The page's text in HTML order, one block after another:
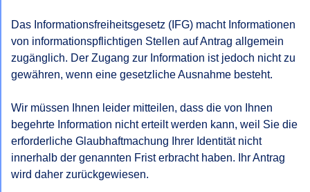
Das Informationsfreiheitsgesetz (IFG) macht Informationen
von informationspflichtigen Stellen auf Antrag allgemein
zugänglich. Der Zugang zur Information ist jedoch nicht zu
gewähren, wenn eine gesetzliche Ausnahme besteht.
Wir müssen Ihnen leider mitteilen, dass die von Ihnen
begehrte Information nicht erteilt werden kann, weil Sie die
erforderliche Glaubhaftmachung Ihrer Identität nicht
innerhalb der genannten Frist erbracht haben. Ihr Antrag
wird daher zurückgewiesen.